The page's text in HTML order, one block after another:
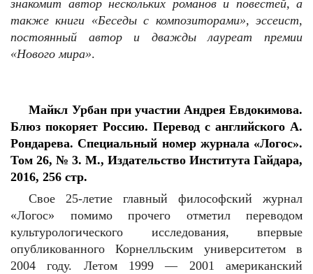
знакомит автор нескольких романов и повестей, а
также книги «Беседы с композиторами», эссеист,
постоянный автор и дважды лауреат премии
«Нового мира».
Майкл Урбан при участии Андрея Евдокимова.
Блюз покоряет Россию. Перевод с английского А.
Рондарева. Специальный номер журнала «Логос».
Том 26, № 3. М., Издательство Института Гайдара,
2016, 256 стр.
Свое 25-летие главный философский журнал
«Логос» помимо прочего отметил переводом
культурологического исследования, впервые
опубликованного Корнелльским университетом в
2004 году. Летом 1999 — 2001 американский